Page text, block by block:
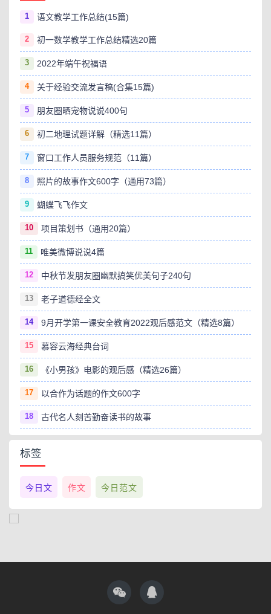
1 语文教学工作总结(15篇)
2 初一数学教学工作总结精选20篇
3 2022年端午祝福语
4 关于经验交流发言稿(合集15篇)
5 朋友圈晒宠物说说400句
6 初二地理试题详解（精选11篇）
7 窗口工作人员服务规范（11篇）
8 照片的故事作文600字（通用73篇）
9 蝴蝶飞飞作文
10 项目策划书（通用20篇）
11 唯美微博说说4篇
12 中秋节发朋友圈幽默搞笑优美句子240句
13 老子道德经全文
14 9月开学第一课安全教育2022观后感范文（精选8篇）
15 慕容云海经典台词
16 《小男孩》电影的观后感（精选26篇）
17 以合作为话题的作文600字
18 古代名人刻苦勤奋读书的故事
标签
今日文 作文 今日范文